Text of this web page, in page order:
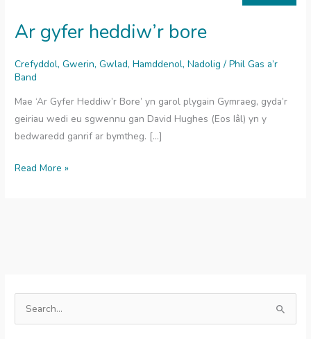
Ar gyfer heddiw’r bore
Crefyddol,Gwerin,Gwlad,Hamddenol,Nadolig /Phil Gas a’r
Band
Mae ‘Ar Gyfer Heddiw’r Bore’ yn garol plygain Gymraeg, gyda’r
geiriau wedi eu sgwennu gan David Hughes (Eos Iâl) yn y
bedwaredd ganrif ar bymtheg. […]
Ar
Read More »
e